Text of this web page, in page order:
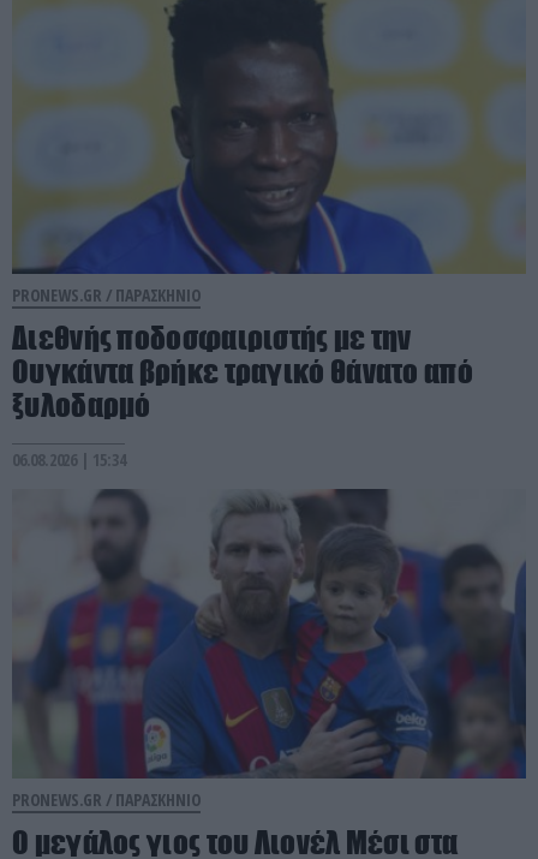
PRONEWS.GR / ΠΑΡΑΣΚΗΝΙΟ
Διεθνής ποδοσφαιριστής με την
Ουγκάντα βρήκε τραγικό θάνατο από
ξυλοδαρμό
06.08.2026 | 15:34
PRONEWS.GR / ΠΑΡΑΣΚΗΝΙΟ
Ο μεγάλος γιος του Λιονέλ Μέσι στα